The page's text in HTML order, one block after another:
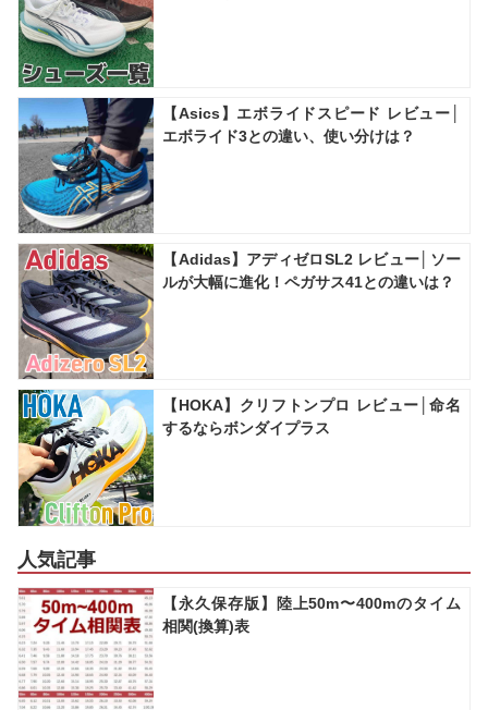
【Asics】エボライドスピード レビュー│
エボライド3との違い、使い分けは？
【Adidas】アディゼロSL2 レビュー│ソー
ルが大幅に進化！ペガサス41との違いは？
【HOKA】クリフトンプロ レビュー│命名
するならボンダイプラス
人気記事
【永久保存版】陸上50m〜400mのタイム
相関(換算)表